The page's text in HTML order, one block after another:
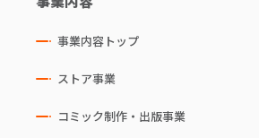
事業内容トップ
ストア事業
コミック制作・出版事業